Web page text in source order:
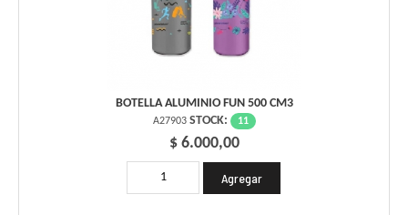
BOTELLA ALUMINIO FUN 500 CM3
A27903 STOCK: 11
$ 6.000,00